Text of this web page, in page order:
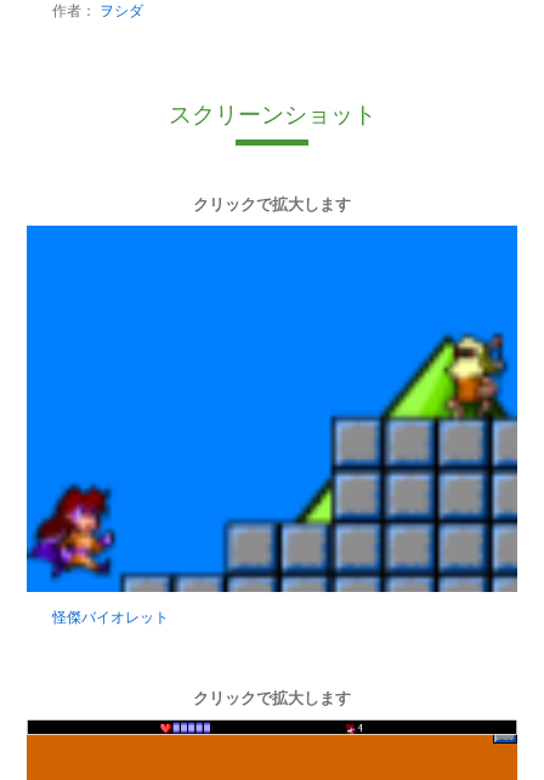
作者：
ヲシダ
スクリーンショット
クリックで拡大します
怪傑バイオレット
クリックで拡大します